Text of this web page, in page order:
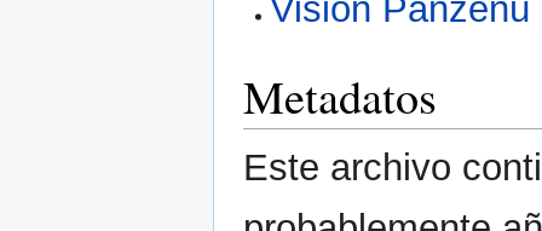
Visión Panzenú
Metadatos
Este archivo